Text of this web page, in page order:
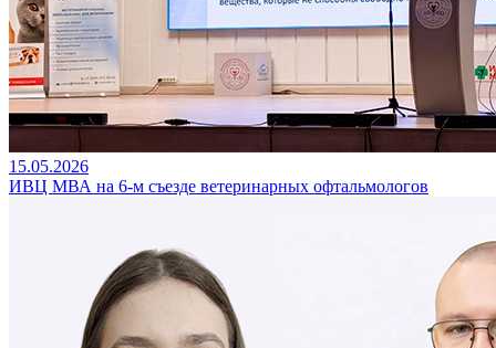
15.05.2026
ИВЦ МВА на 6-м съезде ветеринарных офтальмологов